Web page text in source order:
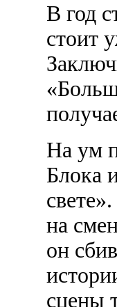
В год
стоит
На ум
Блока
на
он
сцены